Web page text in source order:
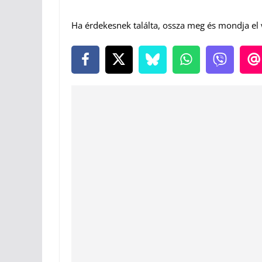
Ha érdekesnek találta, ossza meg és mondja el